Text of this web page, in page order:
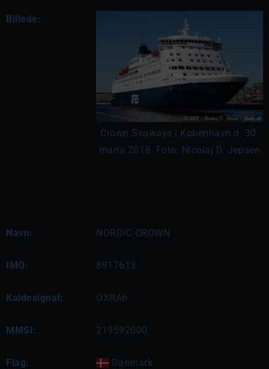
Billede:
Crown Seaways i København d. 30.
marts 2018. Foto: Nicolaj D. Jepsen
Navn: NORDIC CROWN
IMO: 8917613
Kaldesignal: OXRA6
MMSI: 219592000
Flag: Danmark